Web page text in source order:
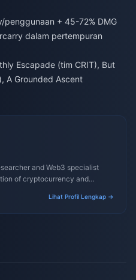
penggunaan + 45-72% DMG
dalam pertempuran
Escapade (tim CRIT), But
A Grounded Ascent
and Web3 specialist
of cryptocurrency and
Lihat Profil Lengkap →